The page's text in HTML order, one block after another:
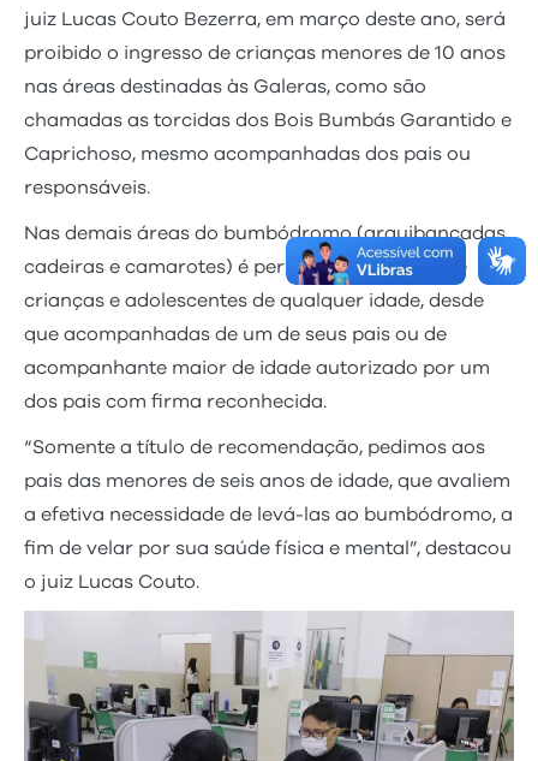
juiz Lucas Couto Bezerra, em março deste ano, será
proibido o ingresso de crianças menores de 10 anos
nas áreas destinadas às Galeras, como são
chamadas as torcidas dos Bois Bumbás Garantido e
Caprichoso, mesmo acompanhadas dos pais ou
responsáveis.
Nas demais áreas do bumbódromo (arquibancadas,
cadeiras e camarotes) é permitida a entrada de
crianças e adolescentes de qualquer idade, desde
que acompanhadas de um de seus pais ou de
acompanhante maior de idade autorizado por um
dos pais com firma reconhecida.
“Somente a título de recomendação, pedimos aos
pais das menores de seis anos de idade, que avaliem
a efetiva necessidade de levá-las ao bumbódromo, a
fim de velar por sua saúde física e mental”, destacou
o juiz Lucas Couto.